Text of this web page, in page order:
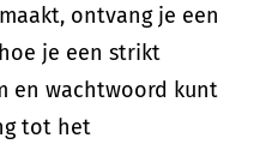
ontvang je een
je een strikt
en wachtwoord kunt
tot het